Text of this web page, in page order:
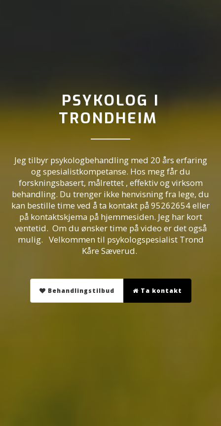
PSYKOLOG I
TRONDHEIM
Jeg tilbyr psykologbehandling med 20 års erfaring
og spesialistkompetanse. Hos meg får du
forskningsbasert, målrettet , effektiv og virksom
behandling. Du trenger ikke henvisning fra lege, du
kan bestille time ved å ta kontakt på 95262654 eller
på kontaktskjema på hjemmesiden. Jeg har kort
ventetid. Om du ønsker time på video er det også
mulig. Velkommen til psykologspesialist Trond
Kåre Sæverud.
Behandlingstilbud Ta kontakt